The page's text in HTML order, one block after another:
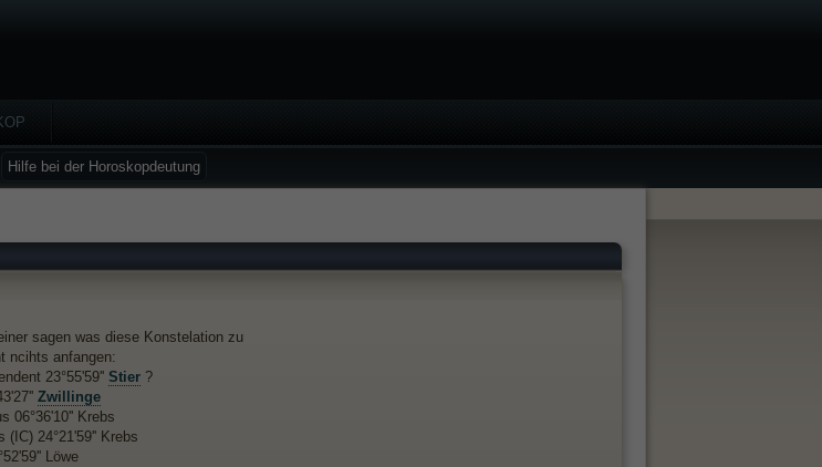
Hilfe bei der Horoskopdeutung
sagen was diese Konstelation zu
ncihts anfangen:
23°55'59'' Stier ?
Zwillinge
06°36'10'' Krebs
(IC) 24°21'59'' Krebs
Löwe